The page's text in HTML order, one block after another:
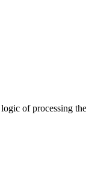
of processing